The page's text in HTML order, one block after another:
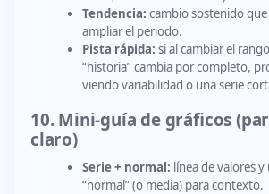
Tendencia: cambio sostenido
ampliar el periodo.
Pista rápida: si al cambiar el
“historia” cambia por completo,
viendo variabilidad o una serie
10. Mini-guía de gráficos
claro)
Serie + normal: línea de valores
“normal” (o media) para contexto.